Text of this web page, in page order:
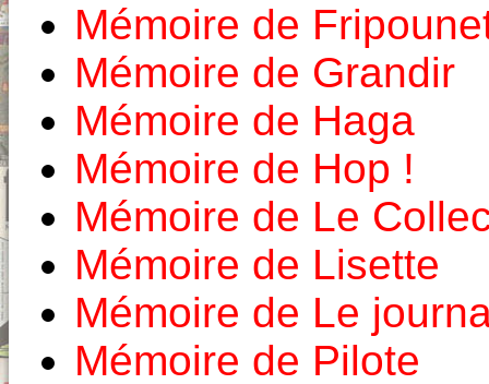
Mémoire de
Mémoire de Grandir
Mémoire de Haga
Mémoire de Hop !
Mémoire de Le
Mémoire de Lisette
Mémoire de Le
Mémoire de Pilote